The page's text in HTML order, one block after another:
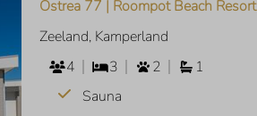
Ostrea 77 | Roompot Beach Resort
Zeeland, Kamperland
4
3 2
1
Sauna